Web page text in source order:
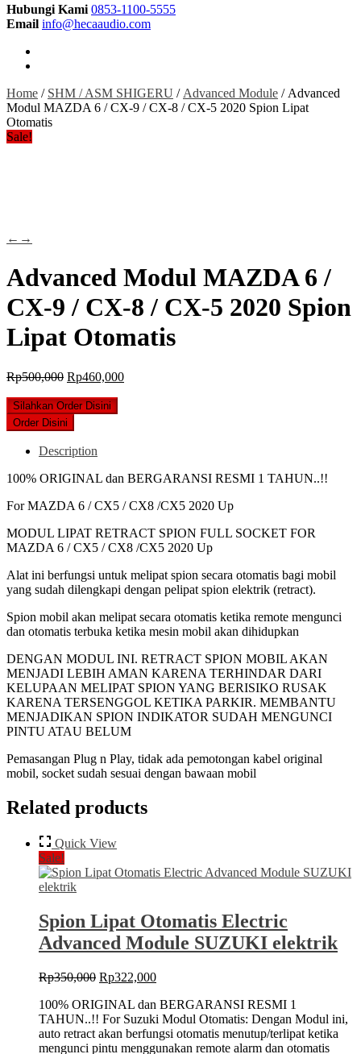
Hubungi Kami 0853-1100-5555
Email info@hecaaudio.com
Home / SHM / ASM SHIGERU / Advanced Module / Advanced
Modul MAZDA 6 / CX-9 / CX-8 / CX-5 2020 Spion Lipat
Otomatis
Sale!
← →
Advanced Modul MAZDA 6 /
CX-9 / CX-8 / CX-5 2020 Spion
Lipat Otomatis
Rp500,000 Original
was:
Rp500,000.
Rp460,000Current
Silahkan Order Disini
Order Disini
Description
100% ORIGINAL dan BERGARANSI RESMI 1 TAHUN..!!
For MAZDA 6 / CX5 / CX8 /CX5 2020 Up
MODUL LIPAT RETRACT SPION FULL SOCKET FOR
MAZDA 6 / CX5 / CX8 /CX5 2020 Up
Alat ini berfungsi untuk melipat spion secara otomatis bagi mobil
yang sudah dilengkapi dengan pelipat spion elektrik (retract).
Spion mobil akan melipat secara otomatis ketika remote mengunci
dan otomatis terbuka ketika mesin mobil akan dihidupkan
DENGAN MODUL INI. RETRACT SPION MOBIL AKAN
MENJADI LEBIH AMAN KARENA TERHINDAR DARI
KELUPAAN MELIPAT SPION YANG BERISIKO RUSAK
KARENA TERSENGGOL KETIKA PARKIR. MEMBANTU
MENJADIKAN SPION INDIKATOR SUDAH MENGUNCI
PINTU ATAU BELUM
Pemasangan Plug n Play, tidak ada pemotongan kabel original
mobil, socket sudah sesuai dengan bawaan mobil
Related products
Quick View
Sale!
Spion Lipat Otomatis Electric
Advanced Module SUZUKI elektrik
Rp350,000 Original
was:
Rp350,000.
Rp322,000Current
is:
Rp322,000.
100% ORIGINAL dan BERGARANSI RESMI 1
TAHUN..!! For Suzuki Modul Otomatis: Dengan Modul ini,
auto retract akan berfungsi otomatis menutup/terlipat ketika
mengunci pintu menggunakan remote alarm dan otomatis